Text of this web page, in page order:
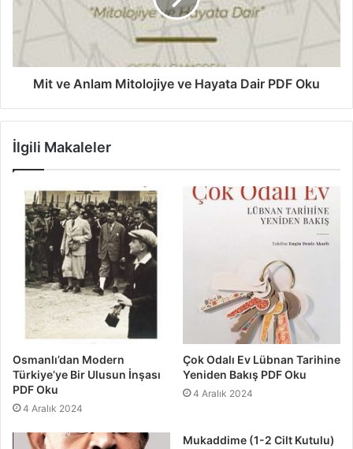
Mit ve Anlam Mitolojiye ve Hayata Dair PDF Oku
İlgili Makaleler
Osmanlı’dan Modern
Türkiye’ye Bir Ulusun İnşası
PDF Oku
4 Aralık 2024
Çok Odalı Ev Lübnan Tarihine
Yeniden Bakış PDF Oku
4 Aralık 2024
Mukaddime (1-2 Cilt Kutulu)